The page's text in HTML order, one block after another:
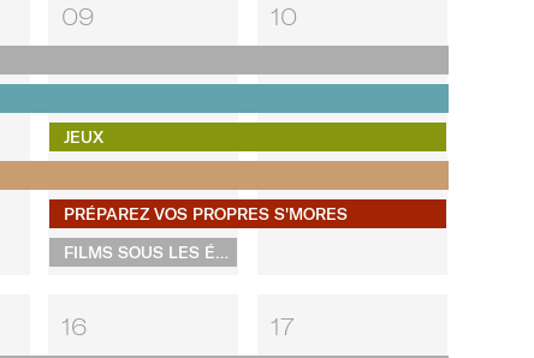
09
JEUX
PRÉPAREZ VOS PROPRES S'MORES
10
16 17